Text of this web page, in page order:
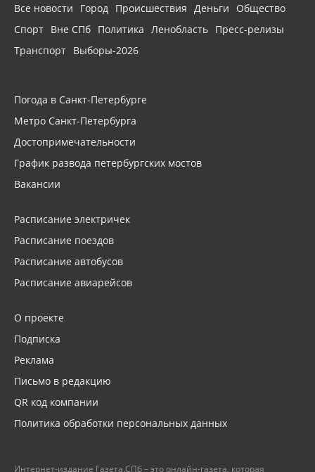
Все новости Город Происшествия Деньги
Общество
Спорт Вне СПб Политика Ленобласть Пресс-релизы
Транспорт Выборы-2026
Погода в Санкт-Петербурге
Метро Санкт-Петербурга
Достопримечательности
График развода петербургских мостов
Вакансии
Расписание электричек
Расписание поездов
Расписание автобусов
Расписание авиарейсов
О проекте
Подписка
Реклама
Письмо в редакцию
QR код компании
Политика обработки персональных данных
Интернет-издание Газета.СПб – это онлайн-газета, которая